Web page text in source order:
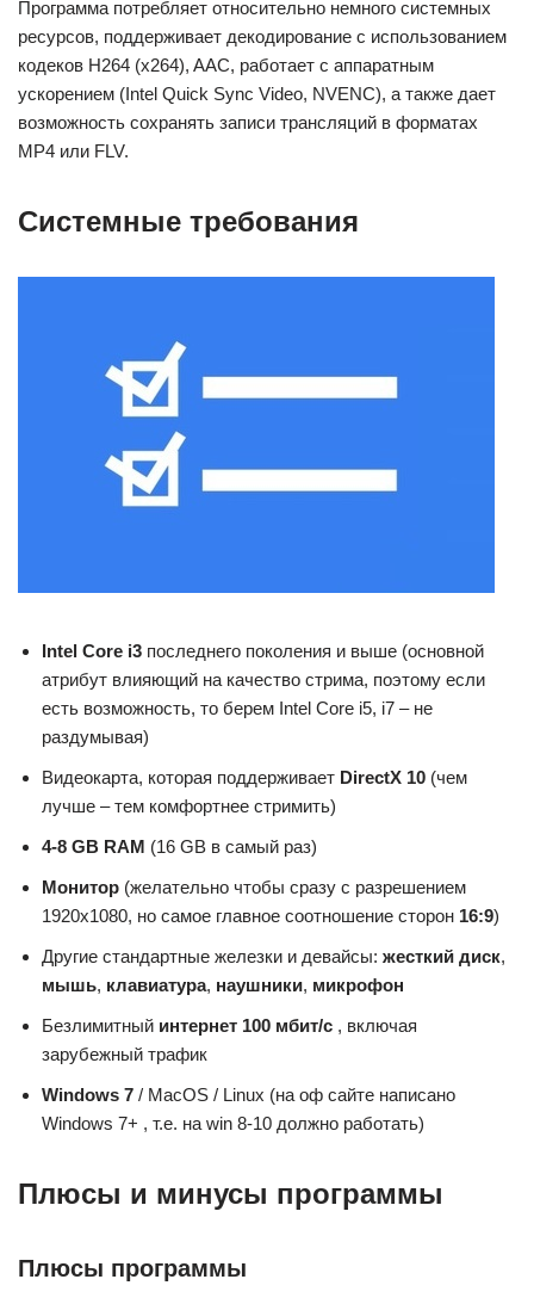
Программа потребляет относительно немного системных
ресурсов, поддерживает декодирование с использованием
кодеков H264 (x264), AAC, работает с аппаратным
ускорением (Intel Quick Sync Video, NVENC), а также дает
возможность сохранять записи трансляций в форматах
MP4 или FLV.
Системные требования
Intel Core i3 последнего поколения и выше (основной
атрибут влияющий на качество стрима, поэтому если
есть возможность, то берем Intel Core i5, i7 – не
раздумывая)
Видеокарта, которая поддерживает DirectX 10 (чем
лучше – тем комфортнее стримить)
4-8 GB RAM (16 GB в самый раз)
Монитор (желательно чтобы сразу с разрешением
1920х1080, но самое главное соотношение сторон 16:9)
Другие стандартные железки и девайсы: жесткий диск,
мышь, клавиатура, наушники, микрофон
Безлимитный интернет 100 мбит/с , включая
зарубежный трафик
Windows 7 / MacOS / Linux (на оф сайте написано
Windows 7+ , т.е. на win 8-10 должно работать)
Плюсы и минусы программы
Плюсы программы